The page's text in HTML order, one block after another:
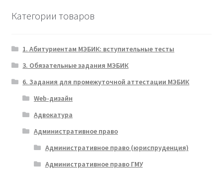
Категории товаров
1. Абитуриентам МЭБИК: вступительные тесты
3. Обязательные задания МЭБИК
6. Задания для промежуточной аттестации МЭБИК
Web-дизайн
Адвокатура
Административное право
Административное право (юриспруденция)
Административное право ГМУ